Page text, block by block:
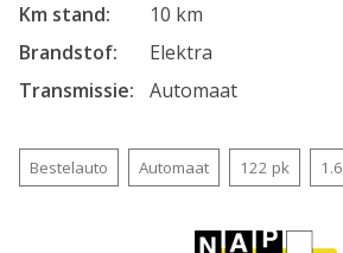
Km stand
10 km
Brandstof
Elektra
Transmissie
Automaat
Bestelauto Automaat 122 pk